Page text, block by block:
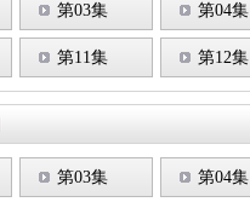
第03集 第04集
第11集 第12集
第03集 第04集